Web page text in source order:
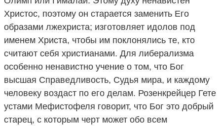
Христос, поэтому он старается заменить Его
образами лжехриста; изготовляет идолов под
именем Христа, чтобы им поклонялись те, кто
считают себя христианами. Для либерализма
особенно ненавистно учение о том, что Бог
высшая Справедливость, Судья мира, и каждому
человеку воздаст по его делам. Розенкрейцер Гете
устами Мефистофеля говорит, что Бог это добрый
старец, с которым черт может обо всем